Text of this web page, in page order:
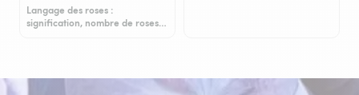
Langage des roses :
signification, nombre de roses…